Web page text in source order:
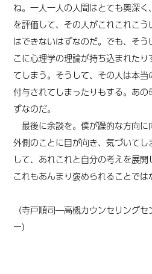
ね。一人一人の人間はとても奥深
を評価して、その人がこれこれこ
はできないはずなのだ。でも、そ
こに心理学の理論が持ち込まれた
てしまう。そうして、その人は本
付与されてしまったりもする。あ
ずなのだ。
最後に余談を。僕が躁的な方向に
外側のことに目が向き、気づいて
して、あれこれと自分の考えを展開
これもあんまり褒められることでは
（寺戸順司―高槻カウンセリングセ
ー）